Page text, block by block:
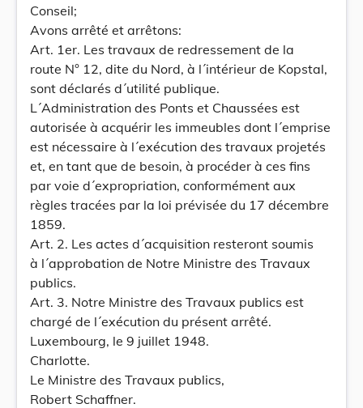
Conseil;
Avons arrêté et arrêtons:
Art. 1er. Les travaux de redressement de la
route N° 12, dite du Nord, à l´intérieur de Kopstal,
sont déclarés d´utilité publique.
L´Administration des Ponts et Chaussées est
autorisée à acquérir les immeubles dont l´emprise
est nécessaire à l´exécution des travaux projetés
et, en tant que de besoin, à procéder à ces fins
par voie d´expropriation, conformément aux
règles tracées par la loi prévisée du 17 décembre
1859.
Art. 2. Les actes d´acquisition resteront soumis
à l´approbation de Notre Ministre des Travaux
publics.
Art. 3. Notre Ministre des Travaux publics est
chargé de l´exécution du présent arrêté.
Luxembourg, le 9 juillet 1948.
Charlotte.
Le Ministre des Travaux publics,
Robert Schaffner.